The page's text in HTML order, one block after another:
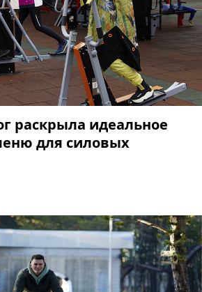
раскрыла идеальное
для силовых